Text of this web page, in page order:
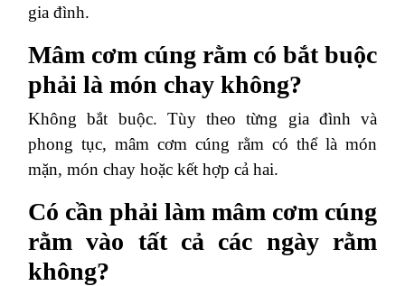
gia đình.
Mâm cơm cúng rằm có bắt buộc
phải là món chay không?
Không bắt buộc. Tùy theo từng gia đình và
phong tục, mâm cơm cúng rằm có thể là món
mặn, món chay hoặc kết hợp cả hai.
Có cần phải làm mâm cơm cúng
rằm vào tất cả các ngày rằm
không?